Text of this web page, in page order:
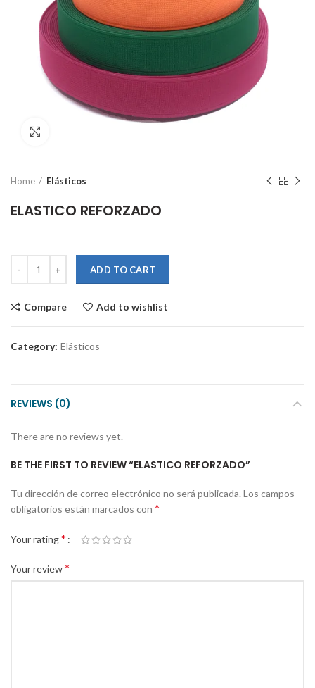
Home Elásticos
ELASTICO REFORZADO
ADD TO CART
Compare Add to wishlist
Category: Elásticos
REVIEWS (0)
There are no reviews yet.
BE THE FIRST TO REVIEW “ELASTICO REFORZADO”
Tu dirección de correo electrónico no será publicada. Los campos
obligatorios están marcados con *
Your rating*
Your review*